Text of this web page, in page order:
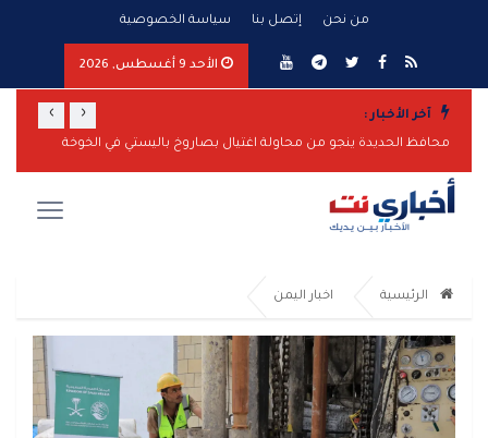
من نحن إتصل بنا سياسة الخصوصية
الأحد 9 أغسطس, 2026
آخر الأخبار :
محافظ الحديدة ينجو من محاولة اغتيال بصاروخ باليستي في الخوخة
‹
›
الرئيسية اخبار اليمن